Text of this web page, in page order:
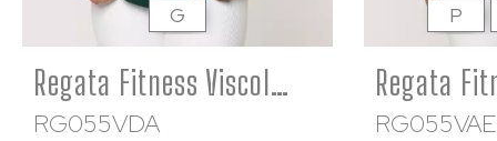
Regata Fitness Viscolycra Verde Lisa Feminina Academia
RG055VDA
G
RG055VAE
P